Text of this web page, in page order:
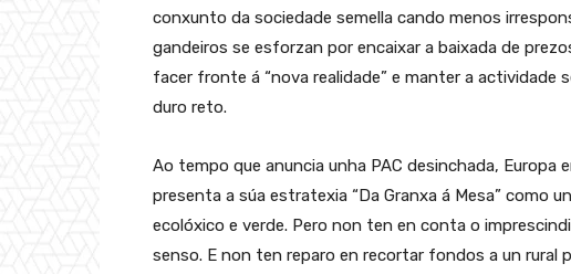
conxunto da sociedade semella cando menos
gandeiros se esforzan por encaixar a baixada de
facer fronte á “nova realidade” e manter a actividade
duro reto.
Ao tempo que anuncia unha PAC desinchada,
presenta a súa estratexia “Da Granxa á Mesa” como
ecolóxico e verde. Pero non ten en conta o
senso. E non ten reparo en recortar fondos a un rural